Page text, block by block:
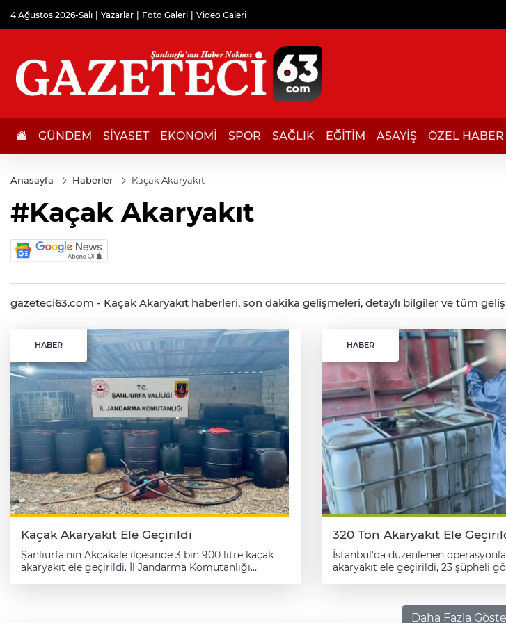
4 Ağustos 2026-Salı Yazarlar Foto Galeri Video Galeri
GÜNDEM SİYASET EKONOMİ SPOR SAĞLIK EĞİTİM ASAYİŞ ÖZEL HABER
Anasayfa Haberler Kaçak Akaryakıt
#Kaçak Akaryakıt
gazeteci63.com - Kaçak Akaryakıt haberleri, son dakika gelişmeleri, detaylı bilgiler ve tüm
HABER
Kaçak Akaryakıt Ele Geçirildi
Şanlıurfa'nın Akçakale ilçesinde 3 bin 900 litre kaçak
akaryakıt ele geçirildi. İl Jandarma Komutanlığı
HABER
320 Ton Akaryakıt Ele
İstanbul'da düzenlenen
akaryakıt ele geçirildi, 23 şüpheli
kaçakçılığına yönelik çalışma başlattı. Kent
teknik ve fiziki takip yapan ekipler,
Daha Fazla